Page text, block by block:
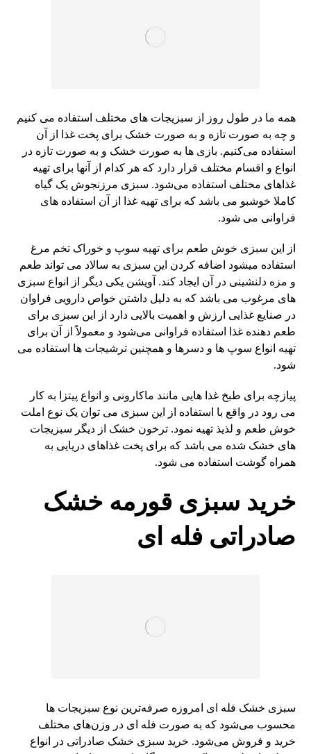
همه ما در طول روز از سبزیجات های مختلف استفاده می کنیم
و چه به صورت تازه و به صورت خشک برای پخت غذا از آن
استفاده می‌کنیم. بازی ها به صورت خشک و به صورت تازه در
انواع و اقسام مختلف قرار دارد که هر کدام از آنها برای تهیه
غذاهای مختلف استفاده می‌شود. سبزی مرزنجوش یک گیاه
کاملا خوشبو می باشد که برای تهیه غذا از آن استفاده های
فراوانی می شود.
از این سبزی خوش طعم برای تهیه سوپ و خوراک تخم مرغ
استفاده میشود اضافه کردن این سبزی به سالاد می تواند طعم
و مزه دلنشینی در آن ایجاد کند. آویشن یکی دیگر از انواع سبزی
های مرغوب می باشد که به دلیل داشتن خواص دارویی فراوان
در صنایع غذایی ارزش و اهمیت بالایی دارد از این سبزی برای
طعم دهنده غذا استفاده فراوانی می‌شود و معمولاً از آن برای
تهیه انواع سوپ ها و دسرها و همچنین ترشیجات ها استفاده می
شود.
پیازچه برای طبخ غذا هایی مانند ماکارونی و انواع پیتزا به کار
می رود در واقع با استفاده از این سبزی می توان یک نوع املت
خوش طعم و لذیذ تهیه نمود. ترخون خشک از دیگر سبزیجات
های خشک شده می باشد که برای پخت غذاهای دریایی به
همراه گوشت استفاده می شود.
خرید سبزی قورمه خشک
صادراتی فله ای
سبزی خشک فله ای امروزه صرفه‌ترین نوع سبزیجات ها
محسوب می‌شود که به صورت فله ای در وزن‌های مختلف
خرید و فروش می‌شود. خرید سبزی خشک صادراتی در انواع